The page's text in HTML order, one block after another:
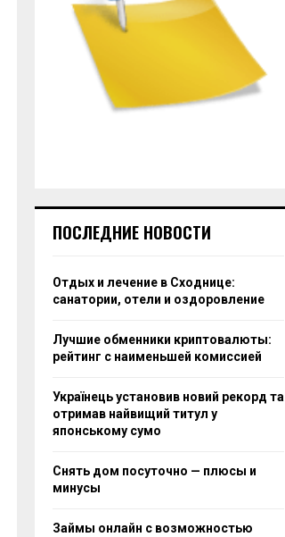
ПОСЛЕДНИЕ НОВОСТИ
Отдых и лечение в Сходнице:
санатории, отели и оздоровление
Лучшие обменники криптовалюты:
рейтинг с наименьшей комиссией
Українець установив новий рекорд та
отримав найвищий титул у
японському сумо
Снять дом посуточно — плюсы и
минусы
Займы онлайн с возможностью